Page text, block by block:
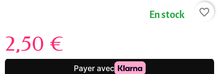
En stock favorite_border
2,50 €